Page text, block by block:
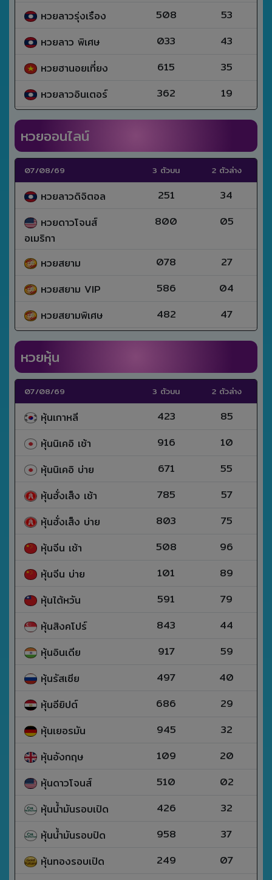
หวยลาวรุ่งเรือง
508
53
หวยลาว พิเศษ
033
43
หวยฮานอยเที่ยง
615
35
หวยลาวอินเตอร์
362 19
หวยออนไลน์
07/08/69 3 ตัวบน 2 ตัวล่าง
หวยลาวดิจิตอล 251
34
หวยดาวโจนส์
อเมริกา
800 05
หวยสยาม 078
27
หวยสยาม VIP
586
04
หวยสยามพิเศษ
482 47
หวยหุ้น
07/08/69 3 ตัวบน 2 ตัวล่าง
หุ้นเกาหลี 423
85
หุ้นนิเคอิ เช้า
916
10
หุ้นนิเคอิ บ่าย
671
55
หุ้นฮั่งเส็ง เช้า
785
57
หุ้นฮั่งเส็ง บ่าย
803
75
หุ้นจีน เช้า
508
96
หุ้นจีน บ่าย
101
89
หุ้นไต้หวัน
591
79
หุ้นสิงคโปร์
843
44
หุ้นอินเดีย
917
59
หุ้นรัสเซีย
497
40
หุ้นอียิปต์
686
29
หุ้นเยอรมัน
945
32
หุ้นอังกฤษ
109
20
หุ้นดาวโจนส์
510
02
หุ้นน้ำมันรอบเปิด
426
32
หุ้นน้ำมันรอบปิด
958
37
หุ้นทองรอบเปิด
249
07